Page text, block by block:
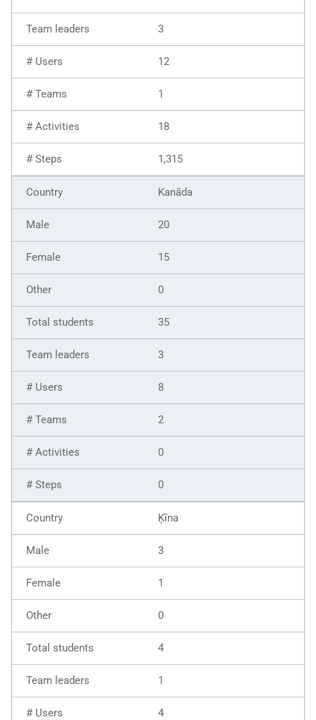
3
12
1
18
1,315
Kanāda
20
15
0
35
3
8
2
0
0
Ķīna
3
1
0
4
1
4